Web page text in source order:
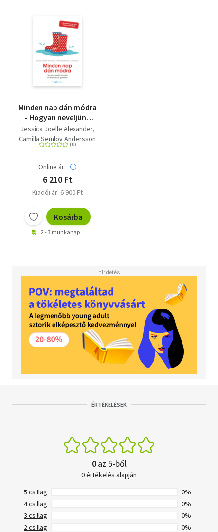
Minden nap dán módra
- Hogyan neveljünk
önálló és felszabadult
gyereket?
Jessica Joelle Alexander
Camilla Semlov Andersson
Online ár:
6 210 Ft
Kiadói ár: 6 900 Ft
Kosárba
2 - 3 munkanap
ÉRTÉKELÉSEK
0az 5-ből
0 értékelés alapján
5 csillag
0%
4 csillag
0%
3 csillag
0%
2 csillag
0%